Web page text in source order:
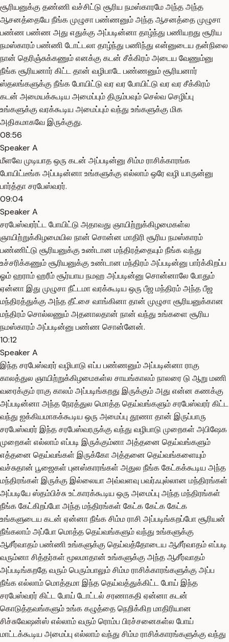
சூரியனுக்கு தண்ணி வச்சிட்டு சூரிய நமஸ்காரமே அந்த அந்த
ஆசனத்தையே நீங்க முழுசா பண்ணனும் அந்த ஆசனத்தை முழுசா
பண்ண பண்ண அது எதுக்கு அப்படின்னா தாழ்ந்து பணியறது சூரிய
நமஸ்காரம் பண்ணி டோட்டலா தாழ்ந்து பணிந்து என்னுடைய தன்நிலை
நான் தெரிஞ்சுக்கணும் எனக்கு கடன் சீக்கிரம் அடைய வேணும்னு
நீங்க சூரியனார் கிட்ட தான் வழிபாடே பண்ணனும் சூரியனார்
ஸ்தலங்களுக்கு நீங்க போயிட்டு வர வர போயிட்டு வர வர சீக்கிரம்
கடன் அமையக்கூடிய அமைப்பும் திரும்பவும் செல்வ செழிப்பு
உங்களுக்கு வரக்கூடிய அமைப்பும் வந்து உங்களுக்கு மிக
அதிகமாகவே இருக்குது.
08:56
Speaker A
மீளவே முடியாத ஒரு கடன் அப்படின்னு சிம்ம ராசிக்காரங்க
போயிட்டீங்க அப்படின்னா உங்களுக்கு எல்லாம் ஒரே வழி யாருன்னு
பார்த்தா சரபேஸ்வரர்.
09:04
Speaker A
சரபேஸ்வரர்ட்ட போயிட்டு அதாவது ஞாயிற்றுக்கிழமைகள்ல
ஞாயிற்றுக்கிழமையில நான் சொன்ன மாதிரி சூரிய நமஸ்காரம்
பண்ணிட்டு சூரியனுக்கு உண்டான மந்திரத்தையும் நீங்க வந்து
உச்சரிக்கணும் சூரியனுக்கு உண்டான மந்திரம் அப்படின்னு பார்க்கிறப்ப
ஓம் ஹராம் ஹரீம் சூர்யாய நமஹ அப்படின்னு சொன்னாலே போதும்
ஏன்னா இது முழுசா நீட்டமா வரக்கூடிய ஒரு பீஜ மந்திரம் அந்த பீஜ
மந்திரத்துக்கு அந்த தீட்சை வாங்கினா தான் முழுசா சூரியனுக்கான
மந்திரம் சொல்லணும் அதனாலதான் நான் வந்து உங்களை சூரிய
நமஸ்காரம் அப்படின்னு பண்ண சொன்னேன்.
10:12
Speaker A
இந்த சரபேஸ்வரர் வழிபாடு எப்ப பண்ணனும் அப்படின்னா ராகு
காலத்துல ஞாயிற்றுக்கிழமைகள்ல சாயங்காலம் நாலரை டு ஆறு மணி
வரைக்கும் ராகு காலம் அப்படிங்கறது இருக்கும் அது என்ன கணக்கு
அப்படின்னா அந்த நேரத்துல மொத்த தெய்வங்களும் சரபேஸ்வரர் கிட்ட
வந்து ஐக்கியமாகக்கூடிய ஒரு அமைப்பு தூணா தான் இருப்பாரு
சரபேஸ்வரர் இந்த சரபேஸ்வரருக்கு வந்து வழிபாடு முறைகள் அபிஷேக
முறைகள் எல்லாம் எப்படி இருக்கும்னா அத்தனை தெய்வங்களும்
எத்தனை தெய்வங்கள் இருக்கோ அத்தனை தெய்வங்களையும்
வச்சுதான் பூஜைகள் புனஸ்காரங்கள் அதுல நீங்க கேட்கக்கூடிய அந்த
மந்திரங்கள் இருக்கு இல்லையா அவ்வளவு பவர்ஃபுல்லான மந்திரங்கள்
அப்படியே ஸ்தம்பிச்சு உட்காரக்கூடிய ஒரு அமைப்பு அந்த மந்திரங்கள்
நீங்க கேட்கிறப்போ அந்த மந்திரங்கள் கேட்க கேட்க கேட்க
உங்களுடைய கடன் ஏன்னா நீங்க சிம்ம ராசி அப்படிங்கறப்போ சூரியன்
நீங்கலாம் அப்போ மொத்த தெய்வங்களும் வந்து உங்களுக்கு
ஆசீர்வாதம் பண்ணி உங்களுக்கு தெய்வத்தோடைய ஆசீர்வாதம் எப்படி
வரும்னா சித்தர்கள் மூலமாதான் உங்களுக்கு அந்த ஆசீர்வாதம்
அப்படிங்கறதே வரும் பெரும்பாலும் சிம்ம ராசிக்காரங்களுக்கு அப்ப
நீங்க எல்லாம் மொத்தமா இந்த தெய்வத்துக்கிட்ட போய் இந்த
சரபேஸ்வரர் கிட்ட போய் டோட்டல் சரணாகதி ஏன்னா கடன்
கொடுத்தவங்களும் உங்க கழுத்தை நெறிக்கிற மாதிரியான
சிச்சுவேஷன்ஸ் எல்லாம் வரும் ரொம்ப பிரச்சனைகள்ல போய்
மாட்டக்கூடிய அமைப்பு எல்லாம் வந்து சிம்ம ராசிக்காரங்களுக்கு வந்து